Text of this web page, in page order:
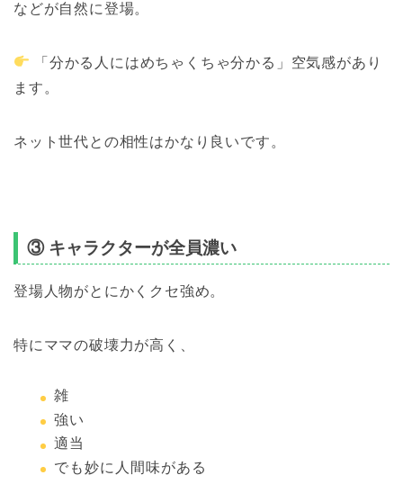
などが自然に登場。
「分かる人にはめちゃくちゃ分かる」空気感があり
ます。
ネット世代との相性はかなり良いです。
③ キャラクターが全員濃い
登場人物がとにかくクセ強め。
特にママの破壊力が高く、
雑
強い
適当
でも妙に人間味がある